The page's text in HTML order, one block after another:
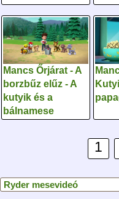
Mancs Őrjárat - A
borzbűz elűz - A
kutyik és a
bálnamese
1
Ryder mesevideó